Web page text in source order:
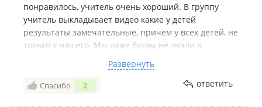
понравилось, учитель очень хороший. В группу
учитель выкладывает видео какие у детей
результаты замечательные, причём у всех детей, не
только у нашего. Мы даже буквы не знали в
очень довольна! Нам посоветовали этот центр и я
хочу посоветовать теперь, отличные занятия и
Развернуть
Спасибо 2 ответить